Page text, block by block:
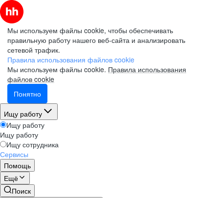
Мы используем файлы cookie, чтобы обеспечивать
правильную работу нашего веб-сайта и анализировать
сетевой трафик.
Правила использования файлов cookie
Мы используем файлы cookie. Правила использования
файлов cookie
Понятно
Ищу работу
Ищу работу
Ищу работу
Ищу сотрудника
Сервисы
Помощь
Ещё
Поиск